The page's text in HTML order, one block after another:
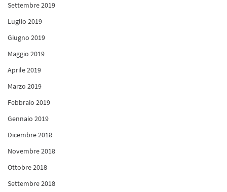
Settembre 2019
Luglio 2019
Giugno 2019
Maggio 2019
Aprile 2019
Marzo 2019
Febbraio 2019
Gennaio 2019
Dicembre 2018
Novembre 2018
Ottobre 2018
Settembre 2018